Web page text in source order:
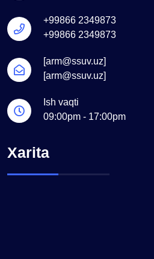
+99866 2349873
+99866 2349873
[arm@ssuv.uz]
[arm@ssuv.uz]
Ish vaqti
09:00pm - 17:00pm
Xarita